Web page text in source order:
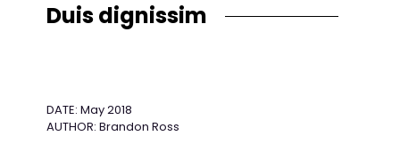
Duis dignissim
DATE: May 2018
AUTHOR: Brandon Ross